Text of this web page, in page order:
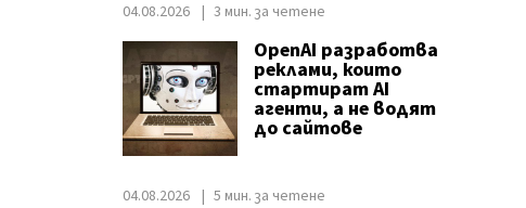
04.08.2026 3 мин. за четене
OpenAI разработва
реклами, които
стартират AI
агенти, а не водят
до сайтове
04.08.2026 5 мин. за четене